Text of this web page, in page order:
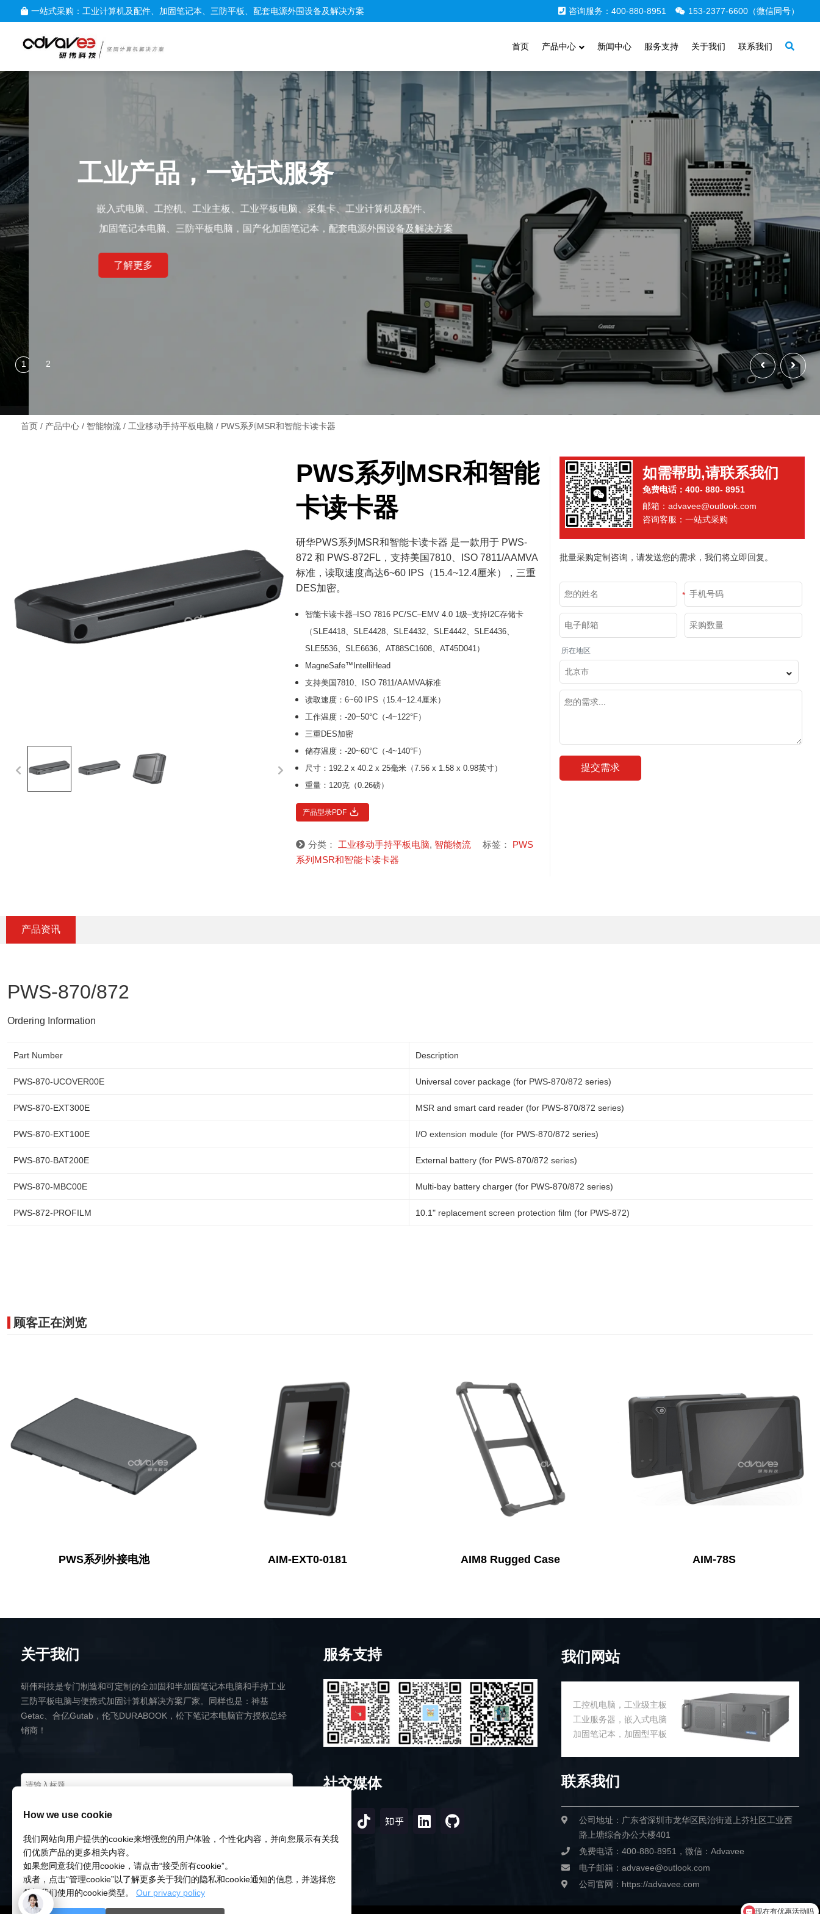
一站式采购：工业计算机及配件、加固笔记本、三防平板、配套电源外围设备及解决方案 咨询服务：400-880-8951 153-2377-6600（微信同号）
首页 产品中心 新闻中心 服务支持 关于我们 联系我们
工业产品，一站式服务
嵌入式电脑、工控机、工业主板、工业平板电脑、采集卡、工业计算机及配件、
加固笔记本电脑、三防平板电脑，国产化加固笔记本，配套电源外围设备及解决方案
首页/ 产品中心/ 智能物流/ 工业移动手持平板电脑 / PWS系列MSR和智能卡读卡器
PWS系列MSR和智能
卡读卡器
研华PWS系列MSR和智能卡读卡器 是一款用于 PWS-
872 和 PWS-872FL，支持美国7810、ISO 7811/AAMVA
标准，读取速度高达6~60 IPS（15.4~12.4厘米），三重
DES加密。
智能卡读卡器–ISO 7816 PC/SC–EMV 4.0 1级–支持I2C存储卡
（SLE4418、SLE4428、SLE4432、SLE4442、SLE4436、
SLE5536、SLE6636、AT88SC1608、AT45D041）
MagneSafe™IntelliHead
支持美国7810、ISO 7811/AAMVA标准
读取速度：6~60 IPS（15.4~12.4厘米）
工作温度：-20~50°C（-4~122°F）
三重DES加密
储存温度：-20~60°C（-4~140°F）
尺寸：192.2 x 40.2 x 25毫米（7.56 x 1.58 x 0.98英寸）
重量：120克（0.26磅）
产品型录PDF
分类： 工业移动手持平板电脑, 智能物流 标签： PWS
系列MSR和智能卡读卡器
如需帮助,请联系我们
免费电话：400- 880- 8951
邮箱：advavee@outlook.com
咨询客服：一站式采购
批量采购定制咨询，请发送您的需求，我们将立即回复。
*
所在地区
产品资讯
PWS-870/872
Ordering Information
Part Number Description
PWS-870-UCOVER00E Universal cover package (for PWS-870/872 series)
PWS-870-EXT300E MSR and smart card reader (for PWS-870/872 series)
PWS-870-EXT100E I/O extension module (for PWS-870/872 series)
PWS-870-BAT200E External battery (for PWS-870/872 series)
PWS-870-MBC00E Multi-bay battery charger (for PWS-870/872 series)
PWS-872-PROFILM 10.1" replacement screen protection film (for PWS-872)
顾客正在浏览
PWS系列外接电池 AIM-EXT0-0181 AIM8 Rugged Case AIM-78S
关于我们
研伟科技是专门制造和可定制的全加固和半加固笔记本电脑和手持工业
三防平板电脑与便携式加固计算机解决方案厂家。同样也是：神基
Getac、合亿Gutab，伦飞DURABOOK，松下笔记本电脑官方授权总经
销商！
服务支持
社交媒体
我们网站
工控机电脑，工业级主板
工业服务器，嵌入式电脑
加固笔记本，加固型平板
联系我们
公司地址：广东省深圳市龙华区民治街道上芬社区工业西
路上塘综合办公大楼401
免费电话：400-880-8951，微信：Advavee
电子邮箱：advavee@outlook.com
公司官网：https://advavee.com
How we use cookie
我们网站向用户提供的cookie来增强您的用户体验，个性化内容，并向您展示有关我
们优质产品的更多相关内容。
如果您同意我们使用cookie，请点击“接受所有cookie”。
或者，点击“管理cookie”以了解更多关于我们的隐私和cookie通知的信息，并选择您
希望我们使用的cookie类型。 Our privacy policy
现在有优惠活动吗